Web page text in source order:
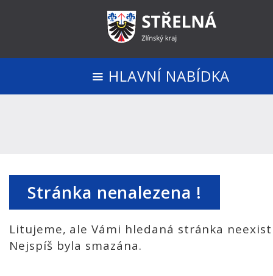
HLAVNÍ NABÍDKA
Stránka nenalezena !
Litujeme, ale Vámi hledaná stránka
Nejspíš byla smazána.